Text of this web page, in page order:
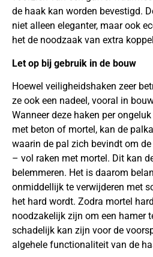
de haak kan worden bevestigd.
niet alleen eleganter, maar ook
het de noodzaak van extra
Let op bij gebruik in de bouw
Hoewel veiligheidshaken zeer
ze ook een nadeel, vooral in
Wanneer deze haken per
met beton of mortel, kan de
waarin de pal zich bevindt om
– vol raken met mortel. Dit kan
belemmeren. Het is daarom
onmiddellijk te verwijderen met
het hard wordt. Zodra mortel
noodzakelijk zijn om een hamer
schadelijk kan zijn voor de
algehele functionaliteit van de